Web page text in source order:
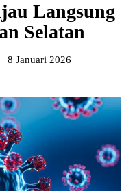
Langsung
Selatan
8 Januari 2026